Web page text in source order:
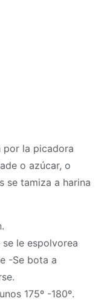
por la picadora
o azúcar, o
se tamiza a harina
le espolvorea
-Se bota a
175º -180º.